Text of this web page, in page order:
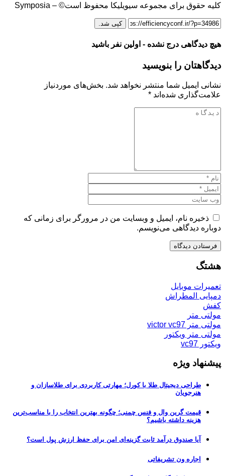
کلیه حقوق برای مجموعه سیویلیکا محفوظ است© – Symposia
کپی شد.
هیچ دیدگاهی درج نشده - اولین نفر باشید
دیدگاهتان را بنویسید
نشانی ایمیل شما منتشر نخواهد شد. بخش‌های موردنیاز
علامت‌گذاری شده‌اند *
ذخیره نام، ایمیل و وبسایت من در مرورگر برای زمانی که
دوباره دیدگاهی می‌نویسم.
هشتگ
تعمیرات موبایل
دمپایی المطراش
کفش
مولتی متر
مولتی متر victor vc97
مولتی متر ویکتور
ویکتور vc97
پیشنهاد ویژه
طراحی دیجیتال طلا با کورل؛ مهارتی کاربردی برای طلاسازان و
هنرجویان
قیمت گرین وال و فنس چمنی؛ چگونه بهترین انتخاب را با مناسب‌ترین
هزینه داشته باشیم؟
آیا صندوق درآمد ثابت گزینه‌ای امن برای حفظ ارزش پول است؟
اجاره ون تشریفاتی